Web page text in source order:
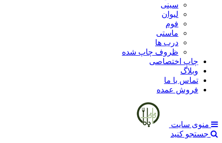
سینی
لیوان
فوم
ماستی
درب ها
ظروف چاپ شده
چاپ اختصاصی
وبلاگ
تماس با ما
فروش عمده
منوی سایت
جستجو کنید